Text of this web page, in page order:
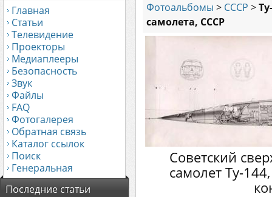
Главная
Статьи
Телевидение
Проекторы
Медиаплееры
Безопасность
Звук
Файлы
FAQ
Фотогалерея
Обратная связь
Каталог ссылок
Поиск
Генеральная
Последние статьи
Фотоальбомы > СССР >
самолета, СССР
Советский
самолет Ту-